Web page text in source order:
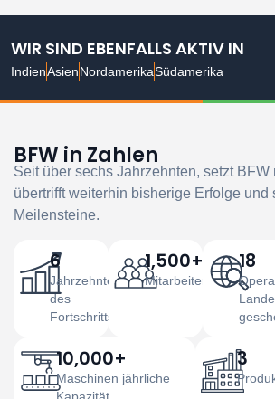
WIR SIND EBENFALLS AKTIV IN
IndienAsienNordamerikaSüdamerika
BFW in Zahlen
Seit über sechs Jahrzehnten, setzt BFW
übertrifft weiterhin bisherige Erfolge und
Meilensteine.
6
Jahrzehnte
des
Fortschritts
1,500+
Mitarbeiter
18
10,000+
Maschinen jährliche
3